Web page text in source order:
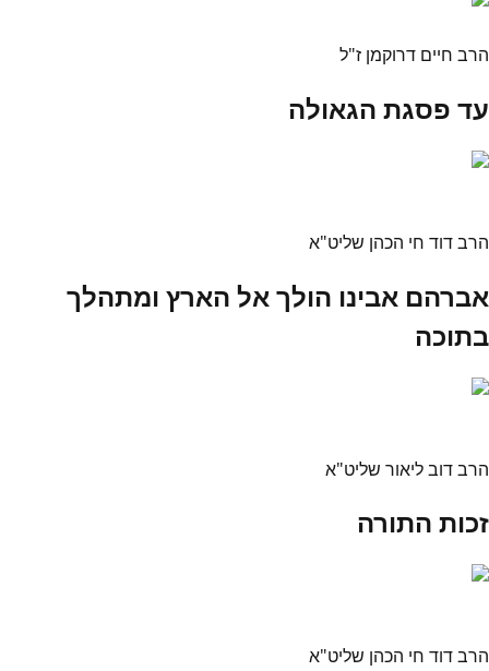
הרב חיים דרוקמן ז"ל
עד פסגת הגאולה
הרב דוד חי הכהן שליט"א
אברהם אבינו הולך אל הארץ ומתהלך
בתוכה
הרב דוב ליאור שליט"א
זכות התורה
הרב דוד חי הכהן שליט"א